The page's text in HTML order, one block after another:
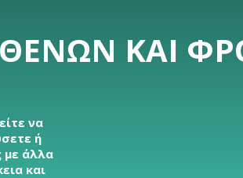
ΚΑΙ
να
ή
με άλλα
και